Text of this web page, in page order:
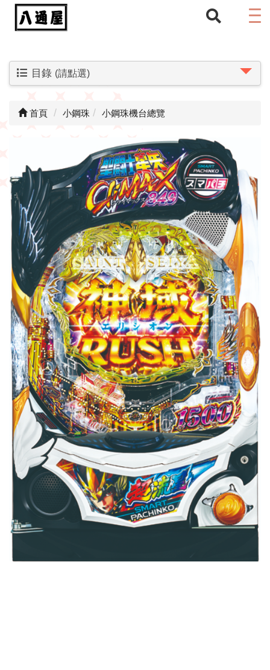
目錄 (請點選)
首頁 小鋼珠 小鋼珠機台總覽